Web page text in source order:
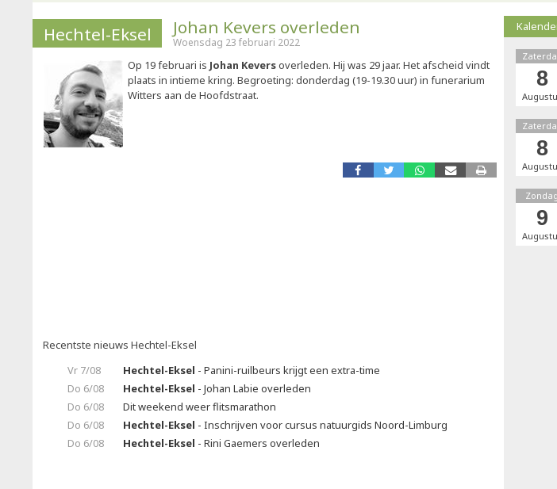
Hechtel-Eksel Johan Kevers overleden
Woensdag 23 februari 2022
Op 19 februari is Johan Keversoverleden. Hij was 29 jaar. Het afscheid vindt
plaats in intieme kring. Begroeting: donderdag (19-19.30 uur) in funerarium
Witters aan de Hoofdstraat.
Recentste nieuws Hechtel-Eksel
Vr 7/08
Hechtel-Eksel - Panini-ruilbeurs krijgt een extra-time
Do 6/08
Hechtel-Eksel - Johan Labie overleden
Do 6/08
Dit weekend weer flitsmarathon
Do 6/08
Hechtel-Eksel - Inschrijven voor cursus natuurgids Noord-Limburg
Do 6/08
Hechtel-Eksel - Rini Gaemers overleden
8
8
Zondag
9